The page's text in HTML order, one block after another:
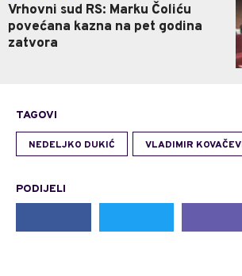
Vrhovni sud RS: Marku Čoliću
povećana kazna na pet godina
zatvora
TAGOVI
NEDELJKO DUKIĆ VLADIMIR
PODIJELI